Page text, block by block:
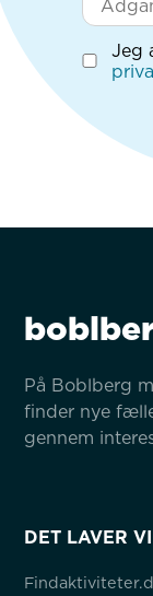
Jeg
På Boblberg
finder nye
gennem
DET LAVER